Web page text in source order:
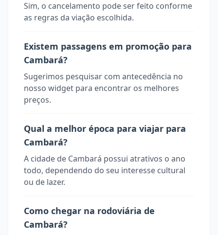
Sim, o cancelamento pode ser feito conforme
as regras da viação escolhida.
Existem passagens em promoção para
Cambará?
Sugerimos pesquisar com antecedência no
nosso widget para encontrar os melhores
preços.
Qual a melhor época para viajar para
Cambará?
A cidade de Cambará possui atrativos o ano
todo, dependendo do seu interesse cultural
ou de lazer.
Como chegar na rodoviária de
Cambará?